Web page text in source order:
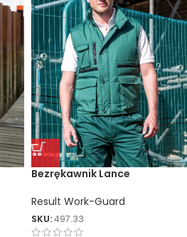
Bezrękawnik Lance
Result Work-Guard
SKU:497.33